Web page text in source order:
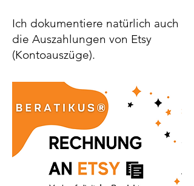
Ich dokumentiere natürlich auch
die Auszahlungen von Etsy
(Kontoauszüge). ​